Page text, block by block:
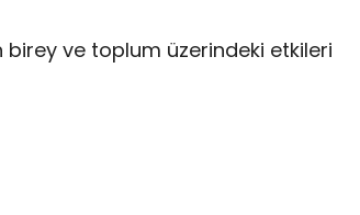
birey ve toplum üzerindeki etkileri